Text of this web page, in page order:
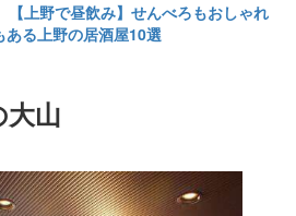
【上野で昼飲み】せんべろもおしゃれ
ある上野の居酒屋10選
大山